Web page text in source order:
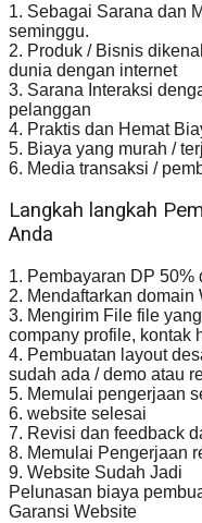
1. Sebagai Sarana dan
seminggu.
2. Produk / Bisnis
dunia dengan internet
3. Sarana Interaksi
pelanggan
4. Praktis dan Hemat
5. Biaya yang murah /
6. Media transaksi /
Langkah langkah
Anda
1. Pembayaran DP
2. Mendaftarkan domain
3. Mengirim File file
company profile, kontak
4. Pembuatan layout
sudah ada / demo atau
5. Memulai pengerjaan
6. website selesai
7. Revisi dan feedback
8. Memulai Pengerjaan
9. Website Sudah Jadi
Pelunasan biaya
Garansi Website